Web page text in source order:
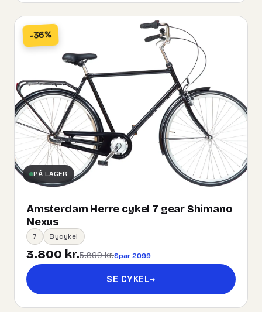
-36%
PÅ LAGER
Amsterdam Herre cykel 7 gear Shimano
Nexus
7 Bycykel
3.800 kr.5.899 kr.Spar 2099
SE CYKEL→